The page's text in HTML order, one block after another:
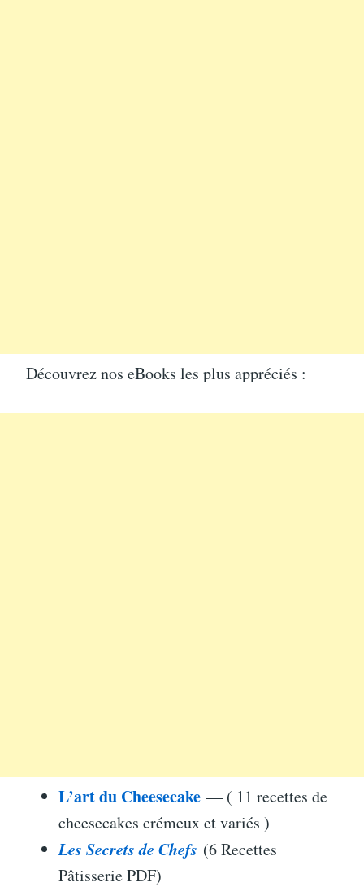
Découvrez nos eBooks les plus appréciés :
L’art du Cheesecake — ( 11 recettes de
cheesecakes crémeux et variés )
Les Secrets de Chefs (6 Recettes
Pâtisserie PDF)